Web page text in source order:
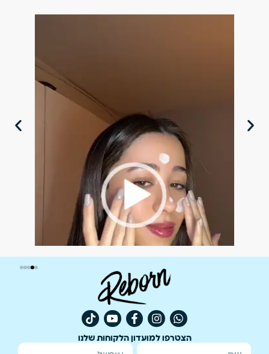
הצטרפו למועדון הלקוחות שלנו